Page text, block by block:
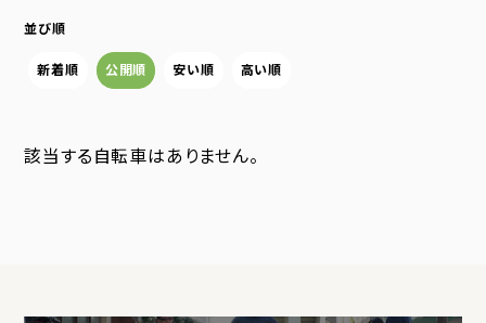
並び順
新着順 公開順 安い順 高い順
該当する自転車はありません。